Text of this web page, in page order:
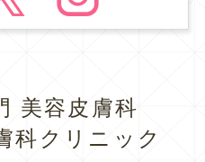
美容皮膚科
科クリニック